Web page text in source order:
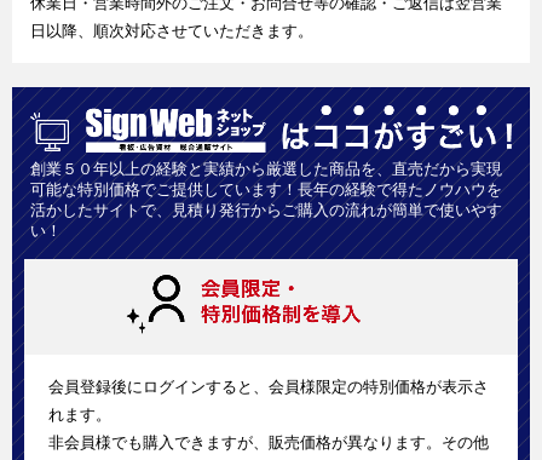
日以降、順次対応させていただきます。
創業５０年以上の経験と実績から厳選した商品を、直売だから実現
可能な特別価格でご提供しています！長年の経験で得たノウハウを
活かしたサイトで、見積り発行からご購入の流れが簡単で使いやす
い！
会員登録後にログインすると、会員様限定の特別価格が表示さ
れます。
非会員様でも購入できますが、販売価格が異なります。その他